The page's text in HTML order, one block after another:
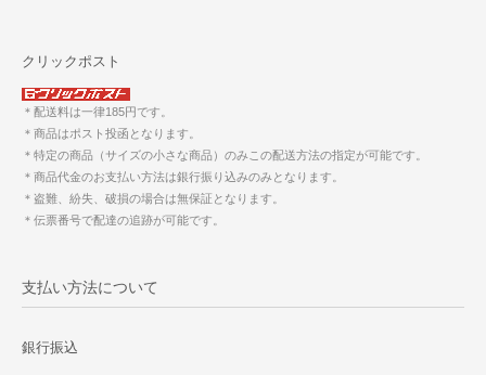
クリックポスト
＊配送料は一律185円です。
＊商品はポスト投函となります。
＊特定の商品（サイズの小さな商品）のみこの配送方法の指定が可能です。
＊商品代金のお支払い方法は銀行振り込みのみとなります。
＊盗難、紛失、破損の場合は無保証となります。
＊伝票番号で配達の追跡が可能です。
支払い方法について
銀行振込